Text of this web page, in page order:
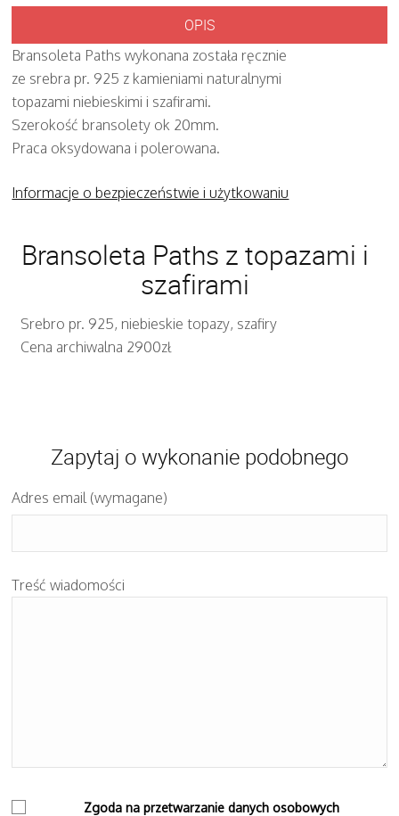
OPIS
Bransoleta Paths wykonana została ręcznie
ze srebra pr. 925 z kamieniami naturalnymi
topazami niebieskimi i szafirami.
Szerokość bransolety ok 20mm.
Praca oksydowana i polerowana.
Informacje o bezpieczeństwie i użytkowaniu
Bransoleta Paths z topazami i
szafirami
Srebro pr. 925, niebieskie topazy, szafiry
Cena archiwalna 2900zł
Zapytaj o wykonanie podobnego
Adres email (wymagane)
Treść wiadomości
Zgoda na przetwarzanie danych osobowych